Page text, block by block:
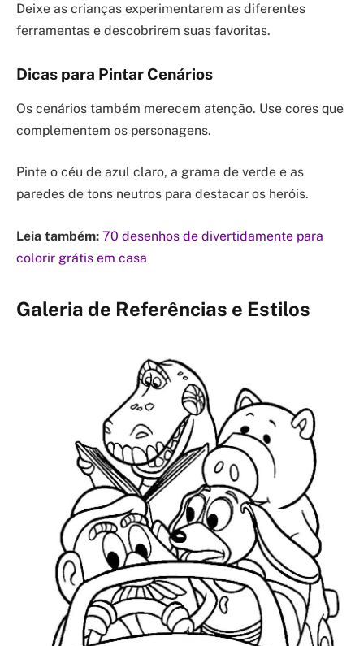
Deixe as crianças experimentarem as diferentes
ferramentas e descobrirem suas favoritas.
Dicas para Pintar Cenários
Os cenários também merecem atenção. Use cores que
complementem os personagens.
Pinte o céu de azul claro, a grama de verde e as
paredes de tons neutros para destacar os heróis.
Leia também: 70 desenhos de divertidamente para
colorir grátis em casa
Galeria de Referências e Estilos